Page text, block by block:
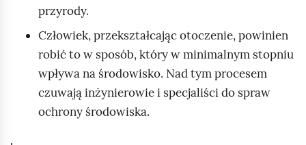
przyrody.
Człowiek, przekształcając otoczenie, powinien
robić to w sposób, który w minimalnym stopniu
wpływa na środowisko. Nad tym procesem
czuwają inżynierowie i specjaliści do spraw
ochrony środowiska.